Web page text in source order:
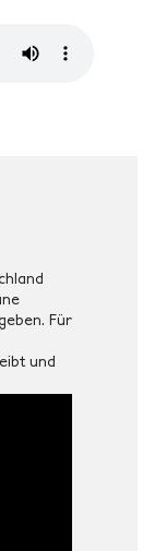
Für
und